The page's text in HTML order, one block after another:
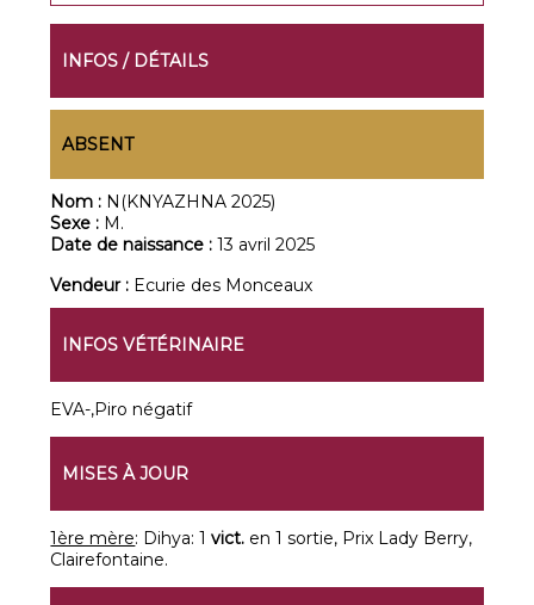
INFOS / DÉTAILS
ABSENT
Nom : N(KNYAZHNA 2025)
Sexe : M.
Date de naissance :13 avril 2025
Vendeur : Ecurie des Monceaux
INFOS VÉTÉRINAIRE
EVA-,Piro négatif
MISES À JOUR
1ère mère: Dihya: 1vict. en 1 sortie, Prix Lady Berry,
Clairefontaine.